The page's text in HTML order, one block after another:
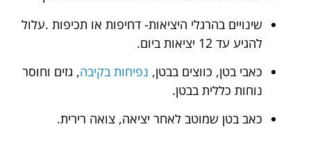
שינויים בהרגלי היציאות- דחיפות או תכיפות .עלול
להגיע עד 12 יציאות ביום.
כאבי בטן, כווצים בבטן, נפיחות בקיבה, גזים וחוסר
נוחות כללית בבטן.
כאב בטן שמוטב לאחר יציאה, צואה רירית.